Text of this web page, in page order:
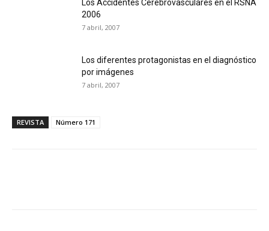
Los Accidentes Cerebrovasculares en el RSNA
2006
7 abril, 2007
Los diferentes protagonistas en el diagnóstico
por imágenes
7 abril, 2007
REVISTA Número 171